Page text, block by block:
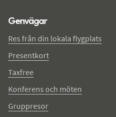
Genvägar
Res från din lokala flygplats
Presentkort
Taxfree
Konferens och möten
Gruppresor